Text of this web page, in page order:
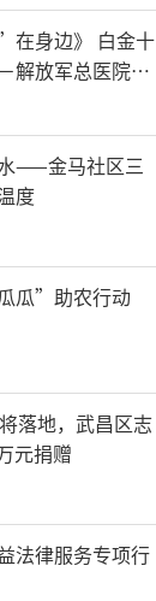
身边》 白金十
解放军总医院首
——金马社区三
度
瓜”助农行动
落地，武昌区志
元捐赠
法律服务专项行